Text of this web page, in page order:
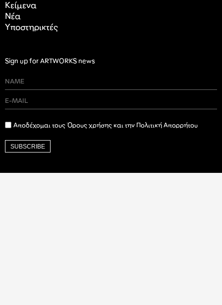
Κείμενα
Nέα
Υποστηρικτές
Sign up for ARTWORKS news
Αποδέχομαι τους Όρους χρήσης και την Πολιτική Απορρήτου
SUBSCRIBE